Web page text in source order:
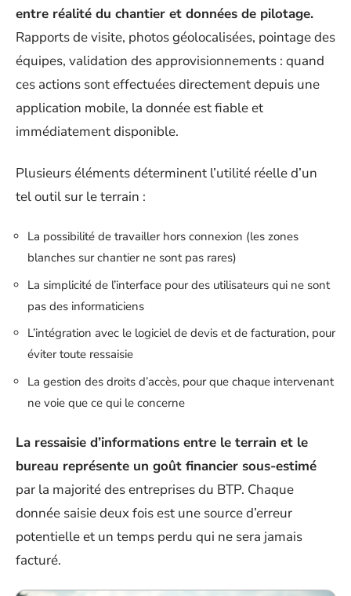
entre réalité du chantier et données de pilotage.
Rapports de visite, photos géolocalisées, pointage des
équipes, validation des approvisionnements : quand
ces actions sont effectuées directement depuis une
application mobile, la donnée est fiable et
immédiatement disponible.
Plusieurs éléments déterminent l’utilité réelle d’un
tel outil sur le terrain :
La possibilité de travailler hors connexion (les zones
blanches sur chantier ne sont pas rares)
La simplicité de l’interface pour des utilisateurs qui ne sont
pas des informaticiens
L’intégration avec le logiciel de devis et de facturation, pour
éviter toute ressaisie
La gestion des droits d’accès, pour que chaque intervenant
ne voie que ce qui le concerne
La ressaisie d’informations entre le terrain et le
bureau représente un goût financier sous-estimé
par la majorité des entreprises du BTP. Chaque
donnée saisie deux fois est une source d’erreur
potentielle et un temps perdu qui ne sera jamais
facturé.